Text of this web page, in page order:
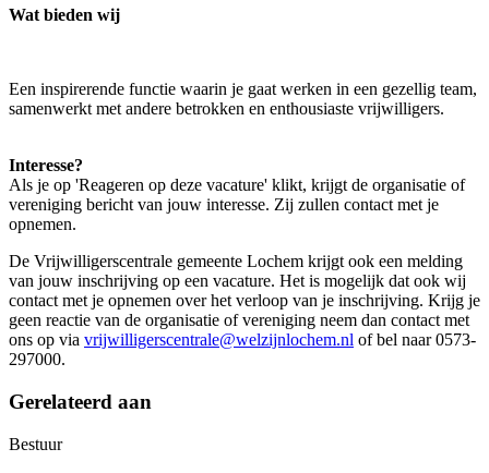
Wat bieden wij
Een inspirerende functie waarin je gaat werken in een gezellig team,
samenwerkt met andere betrokken en enthousiaste vrijwilligers.
Interesse?
Als je op 'Reageren op deze vacature' klikt, krijgt de organisatie of
vereniging bericht van jouw interesse. Zij zullen contact met je
opnemen.
De Vrijwilligerscentrale gemeente Lochem krijgt ook een melding
van jouw inschrijving op een vacature. Het is mogelijk dat ook wij
contact met je opnemen over het verloop van je inschrijving. Krijg je
geen reactie van de organisatie of vereniging neem dan contact met
ons op via vrijwilligerscentrale@welzijnlochem.nl of bel naar 0573-
297000.
Gerelateerd aan
Bestuur